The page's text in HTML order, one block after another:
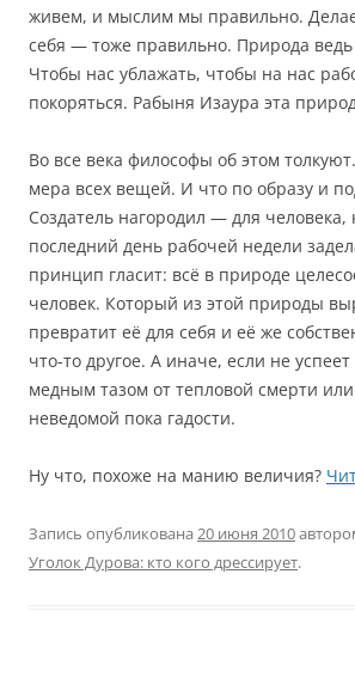
живем, и мыслим мы правильно.
себя — тоже правильно. Природа ведь
Чтобы нас ублажать, чтобы на нас
покоряться. Рабыня Изаура эта
Во все века философы об этом
мера всех вещей. И что по образу и
Создатель нагородил — для человека,
последний день рабочей недели
принцип гласит: всё в природе
человек. Который из этой природы
превратит её для себя и её же
что-то другое. А иначе, если не
медным тазом от тепловой смерти
неведомой пока гадости.
Ну что, похоже на манию величия?
Запись опубликована 20 июня 2010
Уголок Дурова: кто кого дрессирует.